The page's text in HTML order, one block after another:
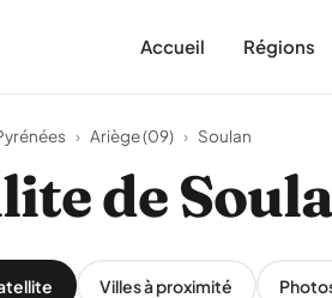
Accueil Régions
› Ariège (09) › Soulan
de
Villes à proximité